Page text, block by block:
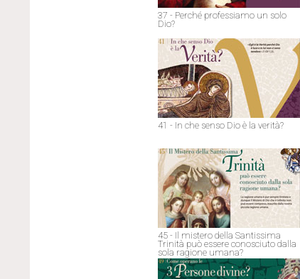
37 - Perché professiamo un solo
Dio?
41 - In che senso Dio è la verità?
45 - Il mistero della Santissima
Trinità può essere conosciuto dalla
sola ragione umana?